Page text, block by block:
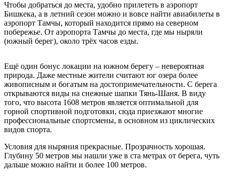
Чтобы добраться до места, удобно прилететь в аэропорт
Бишкека, а в летний сезон можно и вовсе найти авиабилеты в
аэропорт Тамчы, который находится прямо на северном
побережье. От аэропорта Тамчы до места, где мы ныряли
(южный берег), около трёх часов езды.
Ещё один бонус локации на южном берегу – невероятная
природа. Даже местные жители считают юг озера более
живописным и богатым на достопримечательности. С берега
открываются виды на снежные шапки Тянь-Шаня. В виду
того, что высота 1608 метров является оптимальной для
горной спортивной подготовки, сюда приезжают многие
профессиональные спортсмены, в основном из циклических
видов спорта.
Условия для ныряния прекрасные. Прозрачность хорошая.
Глубину 50 метров мы нашли уже в ста метрах от берега, чуть
дальше можно найти и более 100 метров.